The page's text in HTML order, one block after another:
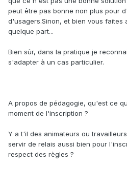
peut être pas bonne non plus pour
d'usagers.Sinon, et bien vous faites
quelque part...
Bien sûr, dans la pratique je
s'adapter à un cas particulier.
A propos de pédagogie, qu'est ce
moment de l'inscription ?
Y a t'il des animateurs ou
servir de relais aussi bien pour
respect des règles ?